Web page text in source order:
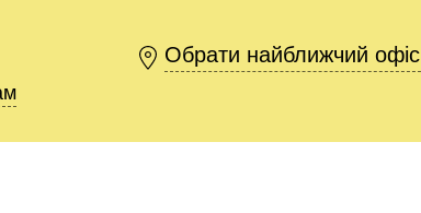
Обрати найближчий офіс
Обрати найближчий офіс